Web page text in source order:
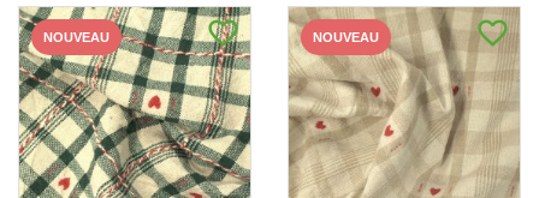
favorite_border
NOUVEAU favorite_border
NOUVEAU